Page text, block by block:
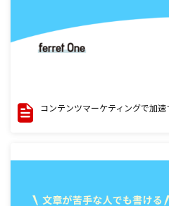
コンテンツマーケティングで加速